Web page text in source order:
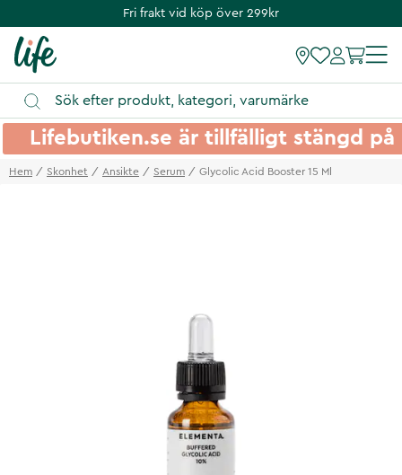
Fri frakt vid köp över 299kr
Lifebutiken.se är tillfälligt stängd
Hem Skonhet Ansikte Serum Glycolic Acid Booster 15 Ml